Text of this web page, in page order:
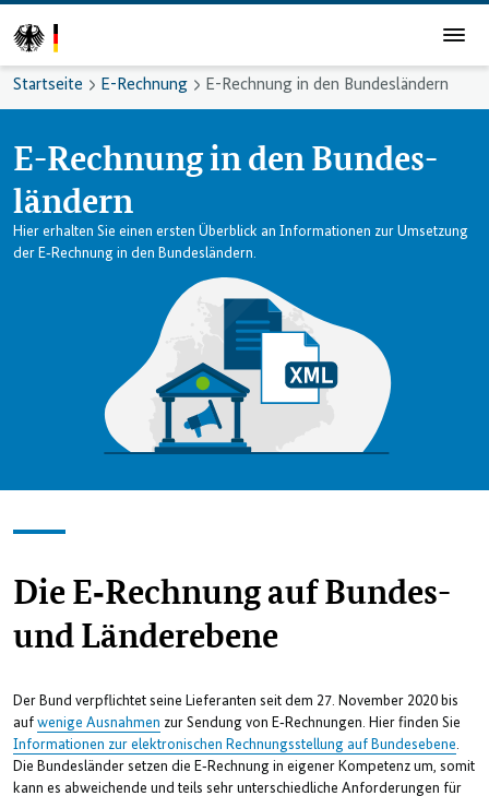
Startseite E-Rechnung E-Rechnung in den Bundes­ländern
E-Rechnung in den Bundes­
ländern
Hier erhalten Sie einen ersten Überblick an Informationen zur Umsetzung
der E‑Rechnung in den Bundesländern.
Die E‑Rechnung auf Bundes-
und Länderebene
Der Bund verpflichtet seine Lieferanten seit dem 27. November 2020 bis
auf wenige Ausnahmen zur Sendung von E‑Rechnungen. Hier finden Sie
Informationen zur elektronischen Rechnungsstellung auf Bundesebene.
Die Bundesländer setzen die E‑Rechnung in eigener Kompetenz um, somit
kann es abweichende und teils sehr unterschiedliche Anforderungen für